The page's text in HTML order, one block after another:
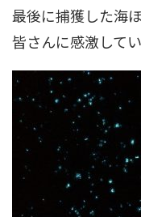
最後に捕獲した海
皆さんに感激して